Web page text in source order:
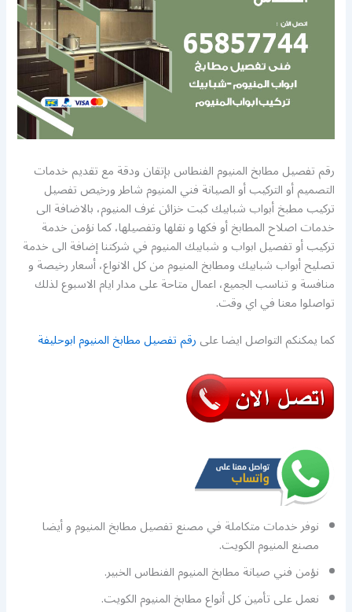
رقم تفصيل مطابخ المنيوم الفنطاس بإتقان ودقة مع تقديم خدمات
التصميم أو التركيب أو الصيانة فني المنيوم شاطر ورخيص تفصيل
تركيب مطبخ أبواب شبابيك كبت خزائن غرف المنيوم، بالاضافة الى
خدمات اصلاح المطابخ أو فكها و نقلها وتفصيلها، كما نؤمن خدمة
تركيب أو تفصيل ابواب و شبابيك المنيوم في شركتنا إضافة الى خدمة
تصليح أبواب شبابيك ومطابخ المنيوم من كل الانواع، أسعار رخيصة و
منافسة و تناسب الجميع، اعمال متاحة على مدار ايام الاسبوع لذلك
تواصلوا معنا في اي وقت.
كما يمكنكم التواصل ايضا علىرقم تفصيل مطابخ المنيوم ابوحليفة
نوفر خدمات متكاملة في مصنع تفصيل مطابخ المنيوم و أيضا
مصنع المنيوم الكويت.
نؤمن فني صيانة مطابخ المنيوم الفنطاس الخبير.
نعمل على تأمين كل أنواع مطابخ المنيوم الكويت.